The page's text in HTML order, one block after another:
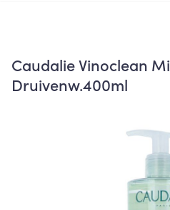
Caudalie Vinoclean
Druivenw.400ml